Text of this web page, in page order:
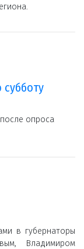
опроса
в губернаторы
Владимиром